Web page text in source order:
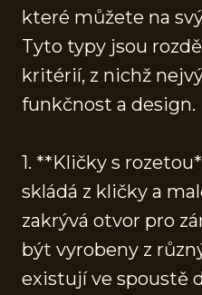
které můžete na
Tyto typy jsou
kritérií, z nichž
funkčnost a design.
1. **Kličky s
skládá z kličky a
zakrývá otvor pro
být vyrobeny z
existují ve spoustě